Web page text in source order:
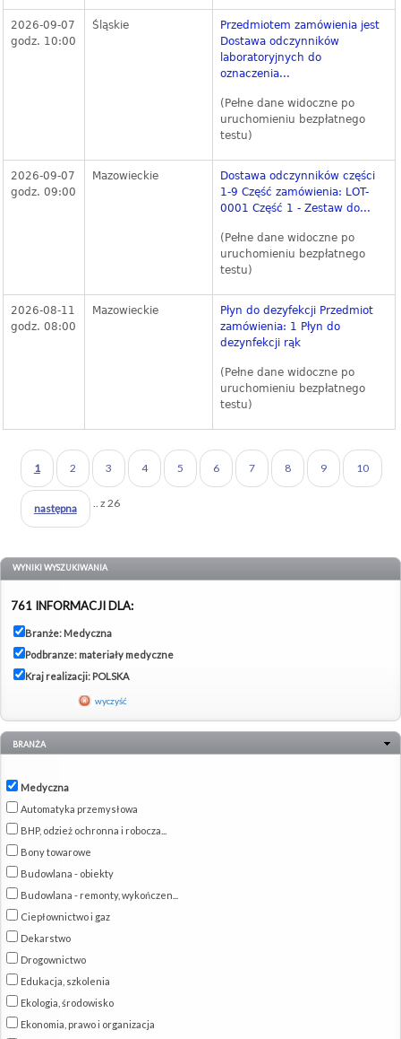
2026-09-07
godz. 10:00
Śląskie
Przedmiotem zamówienia jest
Dostawa odczynników
laboratoryjnych do
oznaczenia...
(Pełne dane widoczne po
uruchomieniu bezpłatnego
testu)
2026-09-07
godz. 09:00
Mazowieckie
Dostawa odczynników części
1-9 Część zamówienia: LOT-
0001 Część 1 - Zestaw do...
(Pełne dane widoczne po
uruchomieniu bezpłatnego
testu)
2026-08-11
godz. 08:00
Mazowieckie
Płyn do dezyfekcji Przedmiot
zamówienia: 1 Płyn do
dezynfekcji rąk
(Pełne dane widoczne po
uruchomieniu bezpłatnego
testu)
1 2 3 4 5 6 7 8 9 10
następna .. z 26
WYNIKI WYSZUKIWANIA
761 INFORMACJI DLA:
Branże: Medyczna
Podbranze: materiały medyczne
Kraj realizacji: POLSKA
wyczyść
BRANŻA
Medyczna
Automatyka przemysłowa
BHP, odzież ochronna i robocza...
Bony towarowe
Budowlana - obiekty
Budowlana - remonty, wykończen...
Ciepłownictwo i gaz
Dekarstwo
Drogownictwo
Edukacja, szkolenia
Ekologia, środowisko
Ekonomia, prawo i organizacja